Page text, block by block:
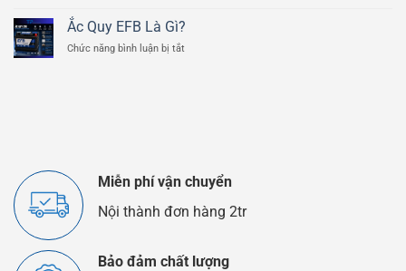
Ắc
Ô
Quy
Và
Thế
Nào?
Ắc Quy EFB Là Gì?
Chức năng bình luận bị tắt
Miễn phí vận chuyển
Nội thành đơn hàng 2tr
Bảo đảm chất lượng